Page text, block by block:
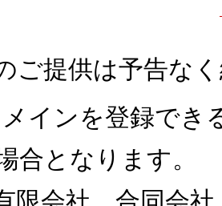
ご提供は予告な
メインを登録で
合となります。